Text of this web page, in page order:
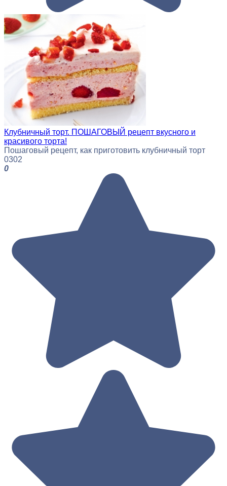
Клубничный торт. ПОШАГОВЫЙ рецепт вкусного и
красивого торта!
Пошаговый рецепт, как приготовить клубничный торт
0302
0